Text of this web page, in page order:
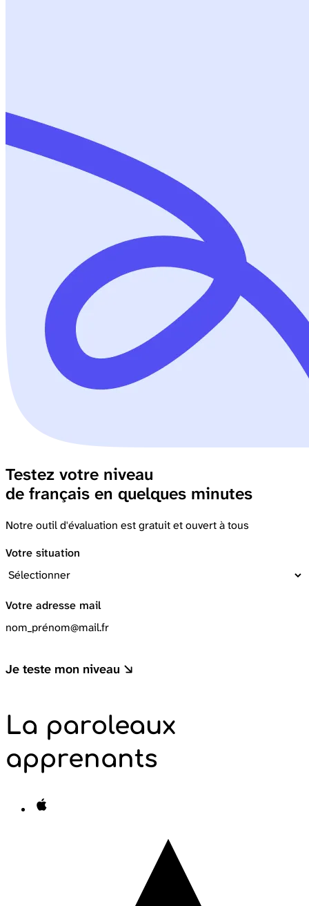
Testez votre niveau
de français en quelques minutes
Notre outil d'évaluation est gratuit et ouvert à tous
Votre situation
Votre adresse mail
Je teste mon niveau
La paroleaux
apprenants